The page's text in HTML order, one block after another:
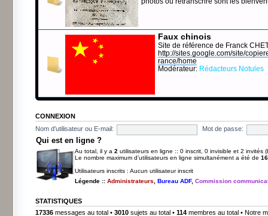
Faux chinois
Site de référence de Franck
http://sites.google.com/site/
rance/home
Modérateur: Rédacteurs Notules
CONNEXION
Nom d'utilisateur ou E-mail:
Mot de passe:
Qui est en ligne ?
Au total, il y a 2 utilisateurs en ligne :: 0 inscrit, 0 invisible et 2 invités
Le nombre maximum d’utilisateurs en ligne simultanément a été de
Utilisateurs inscrits : Aucun utilisateur inscrit
Légende :: Administrateurs Bureau ADF, Commission
STATISTIQUES
17336 messages au total • 3010 sujets au total • 114 membres au total • Notre